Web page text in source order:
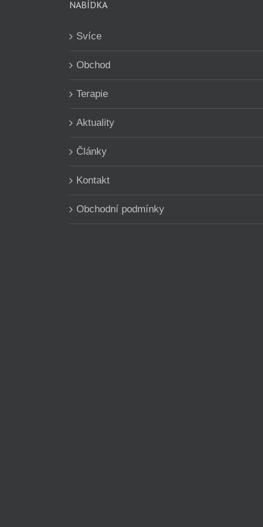
NABÍDKA
Svíce
Obchod
Terapie
Aktuality
Články
Kontakt
Obchodní podmínky